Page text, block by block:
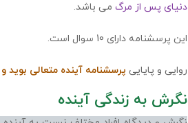
دنیای پس از مرگ می باشد.
این پرسشنامه دارای 10 سوال است.
روایی و پایایی پرسشنامه آینده متعالی بوید و
نگرش به زندگی آینده